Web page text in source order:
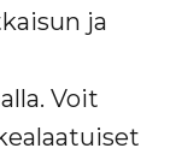
ja
Voit